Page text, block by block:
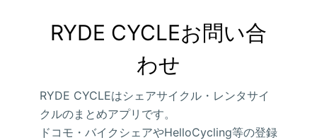
RYDE CYCLEお問い合
わせ
RYDE CYCLEはシェアサイクル・レンタサイ
クルのまとめアプリです。
ドコモ・バイクシェアやHelloCycling等の登録